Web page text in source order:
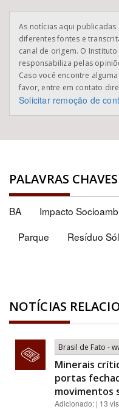
As notícias aqui
diferentes fontes e
canal de origem. O
responsabiliza pelas
Caso você encontre
favor, entre em contato
Solicitar remoção de
PALAVRAS CHAVES
BA Impacto
Parque
Resíduo
NOTÍCIAS
Brasil de Fato -
Minerais
portas
movimentos
Adicionado: | 13